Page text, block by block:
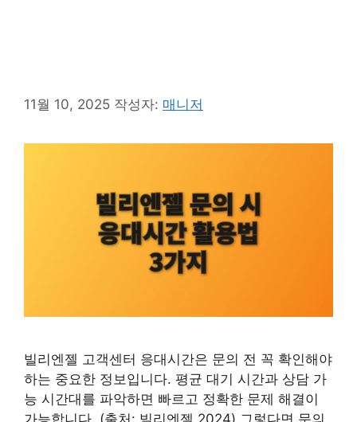
11월 10, 2025 작성자: 매니저
빌리엔젤 고객센터 응대시간은 문의 전 꼭 확인해야
하는 중요한 정보입니다. 평균 대기 시간과 상담 가
능 시간대를 파악하면 빠르고 정확한 문제 해결이